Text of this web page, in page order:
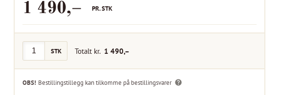
1 490,– PR.STK
STK Totalt kr. 1 490,–
OBS! Bestillingstillegg kan tilkomme på bestillingsvarer